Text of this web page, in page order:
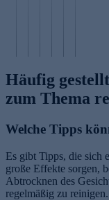
Häufig
zum Thema
Welche Tipps
Es gibt Tipps, die sich
große Effekte sorgen,
Abtrocknen des
regelmäßig zu reinigen.